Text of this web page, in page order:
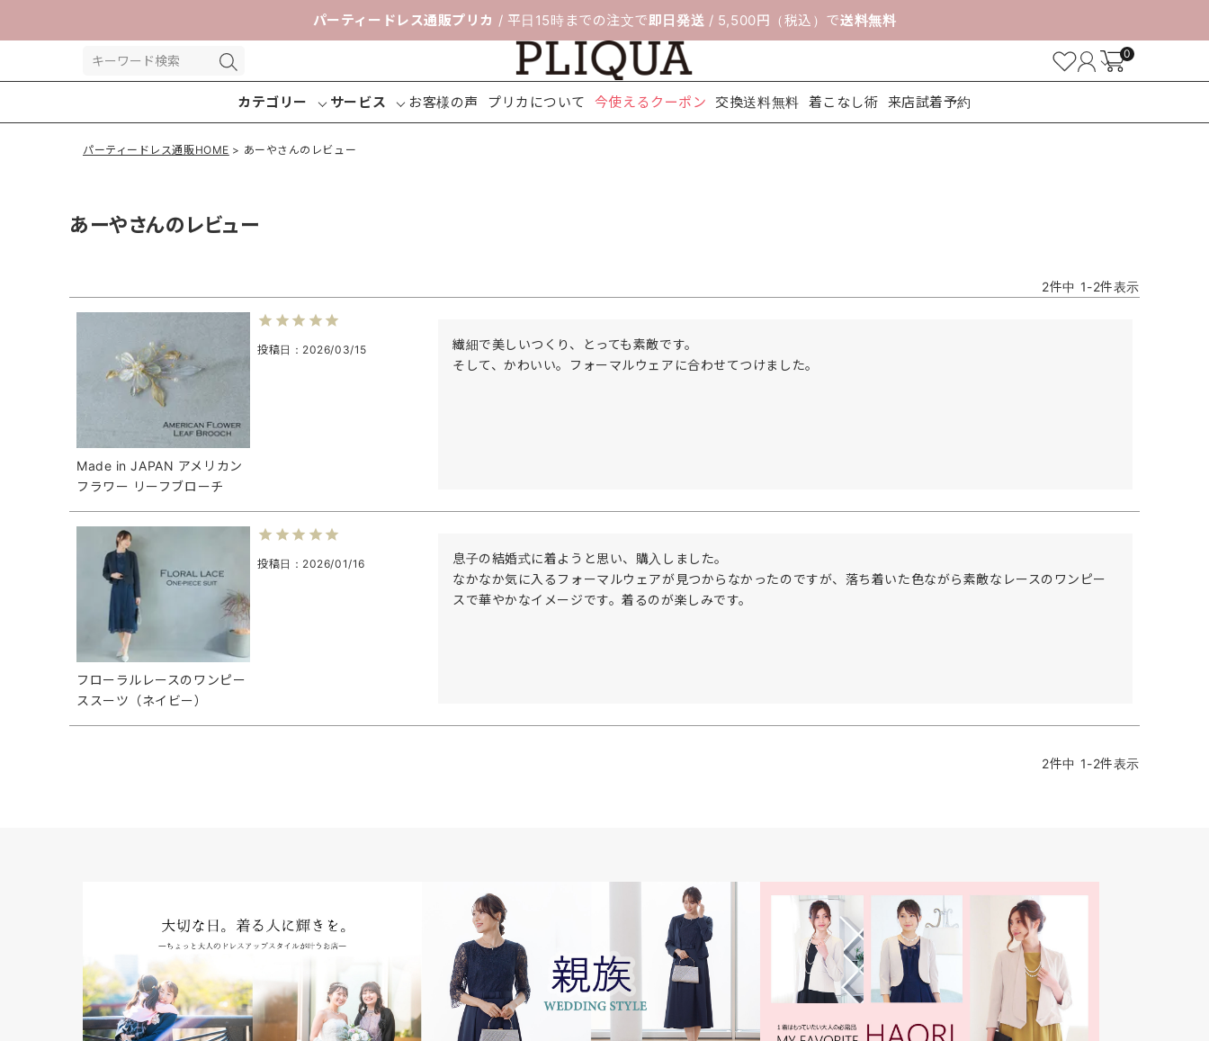
パーティードレス通販プリカ / 平日15時までの注文で即日発送 / 5,500円（税込）で送料無料
0
カテゴリー サービス お客様の声 プリカについて 今使えるクーポン 交換送料無料 着こなし術 来店試着予約
パーティードレス通販HOME あーやさんのレビュー
あーやさんのレビュー
2件中 1-2件表示
Made in JAPAN アメリカン
フラワー リーフブローチ
投稿日 2026/03/15
繊細で美しいつくり、とっても素敵です。
そして、かわいい。フォーマルウェアに合わせてつけました。
フローラルレースのワンピー
ススーツ（ネイビー）
投稿日 2026/01/16
息子の結婚式に着ようと思い、購入しました。
なかなか気に入るフォーマルウェアが見つからなかったのですが、落ち着いた色ながら素敵なレースのワンピー
スで華やかなイメージです。着るのが楽しみです。
2件中 1-2件表示